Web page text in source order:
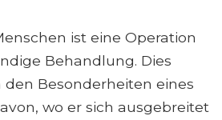
ist eine Operation
Behandlung. Dies
Besonderheiten eines
wo er sich ausgebreitet